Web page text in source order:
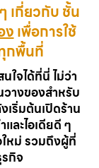
เกี่ยวกับ ชั้น
งเพื่อการใช้
กพื้นที่
ใจได้ที่นี่ ไม่ว่า
างของสำหรับ
เริ่มต้นเปิดร้าน
ละไอเดียดี ๆ
หม่ รวมถึงผู้ที่
กิจ